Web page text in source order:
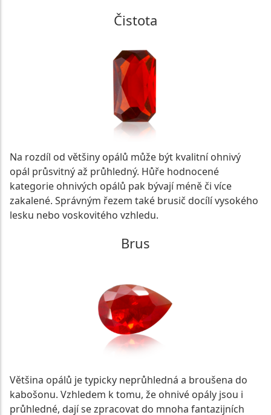
Čistota
Na rozdíl od většiny opálů může být kvalitní ohnivý
opál průsvitný až průhledný. Hůře hodnocené
kategorie ohnivých opálů pak bývají méně či více
zakalené. Správným řezem také brusič docílí vysokého
lesku nebo voskovitého vzhledu.
Brus
Většina opálů je typicky neprůhledná a broušena do
kabošonu. Vzhledem k tomu, že ohnivé opály jsou i
průhledné, dají se zpracovat do mnoha fantazijních